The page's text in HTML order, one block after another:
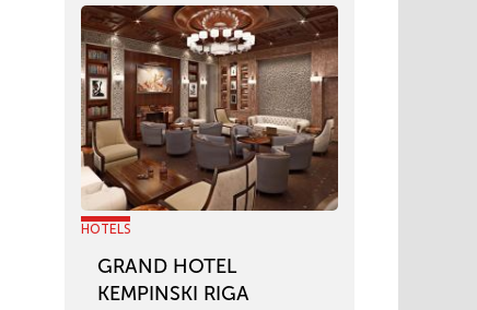
HOTELS
GRAND HOTEL
KEMPINSKI RIGA